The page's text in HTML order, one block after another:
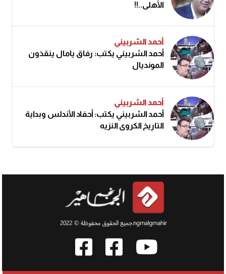
الأهلى..!!
أحمد الشربيني
أحمد الشربيني يكتب: رفاق يامال ينقذون
المونديال
أحمد الشربيني
أحمد الشربيني يكتب: أحفاد الأندلس وبداية
التاريخ الكروي النزيه